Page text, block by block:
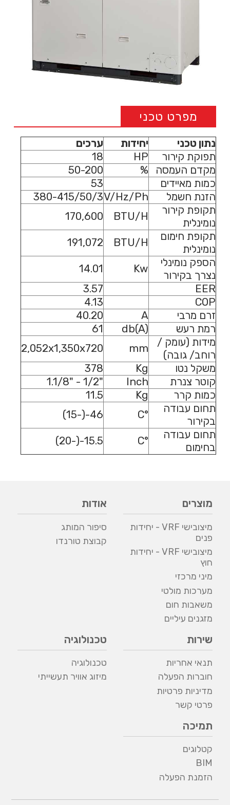
מפרט טכני
נתון טכני יחידות
ערכים
תפוקת קירור
HP
18
מקדם העמסה
%
50-200
כמות מאיידים
53
הזנת חשמל
V/Hz/Ph
380-415/50/3
תקופת קירור
נומינלית
BTU/H
170,600
תקופת חימום
נומינלית
BTU/H
191,072
הספק נומינלי
נצרך בקירור
Kw
14.01
EER
3.57
COP
4.13
זרם מרבי
A
40.20
רמת רעש
db(A)
61
מידות (עומק /
רוחב/ גובה)
mm
2,052x1,350x720
משקל נטו
Kg
378
קוטר צנרת
Inch
"1/2 - "1.1/8
כמות קרר
Kg
11.5
תחום עבודה
בקירור
°C
46-(-15)
תחום עבודה
בחימום
°C
15.5-(-20)
מוצרים
מיצובישי VRF - יחידות
פנים
מיצובישי VRF - יחידות
חוץ
מיני מרכזי
מערכות מולטי
משאבות חום
מזגנים עיליים
אודות
סיפור המותג
קבוצת טורנדו
שירות
תנאי אחריות
חוברות הפעלה
מדיניות פרטיות
פרטי קשר
טכנולוגיה
טכנולוגיה
מיזוג אוויר תעשייתי
תמיכה
קטלוגים
BIM
הזמנת הפעלה